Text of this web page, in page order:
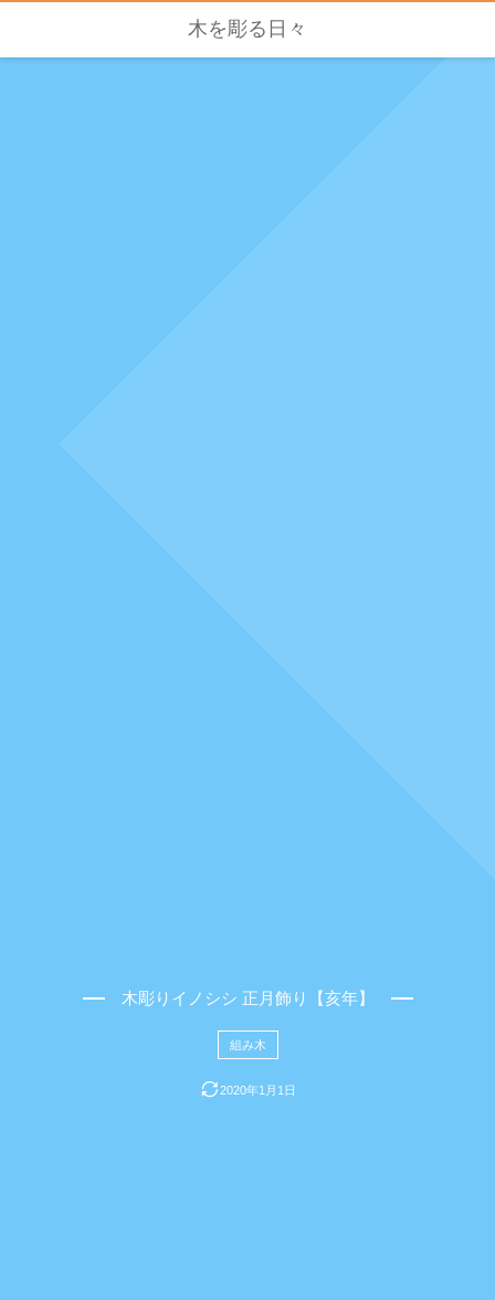
木を彫る日々
木彫りイノシシ 正月飾り【亥年】
組み木
2020年1月1日